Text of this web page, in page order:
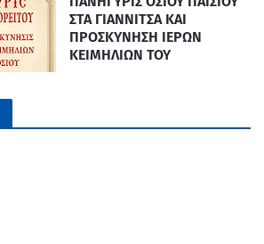
ΣΤΑ ΓΙΑΝΝΙΤΣΑ ΚΑΙ
ΠΡΟΣΚΥΝΗΣΗ ΙΕΡΩΝ
ΚΕΙΜΗΛΙΩΝ ΤΟΥ